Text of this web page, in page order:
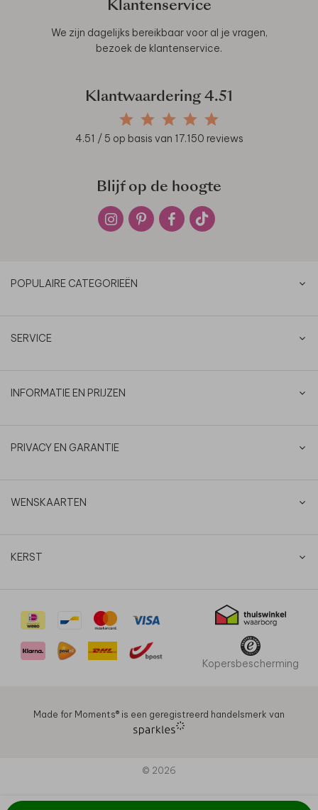
Klantenservice
We zijn dagelijks bereikbaar voor al je vragen,
bezoek de klantenservice.
Klantwaardering 4.51
4.51 / 5 op basis van 17.150 reviews
Blijf op de hoogte
POPULAIRE CATEGORIEËN
SERVICE
INFORMATIE EN PRIJZEN
PRIVACY EN GARANTIE
WENSKAARTEN
KERST
Kopersbescherming
Made for Moments®️ is een geregistreerd handelsmerk van
© 2026